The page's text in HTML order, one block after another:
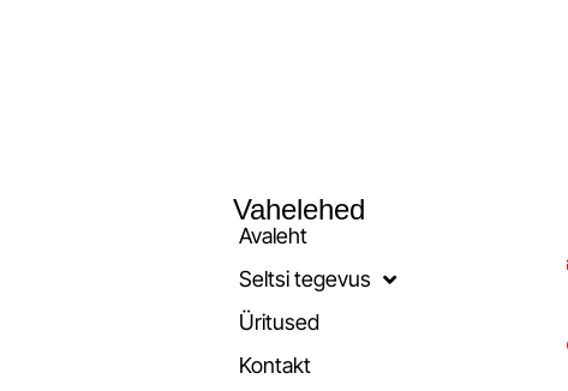
Vahelehed
Avaleht
Seltsi tegevus
Üritused
Kontakt